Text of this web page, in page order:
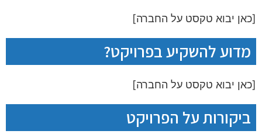
[כאן יבוא טקסט על החברה]
מדוע להשקיע בפרויקט?
[כאן יבוא טקסט על החברה]
ביקורות על הפרויקט